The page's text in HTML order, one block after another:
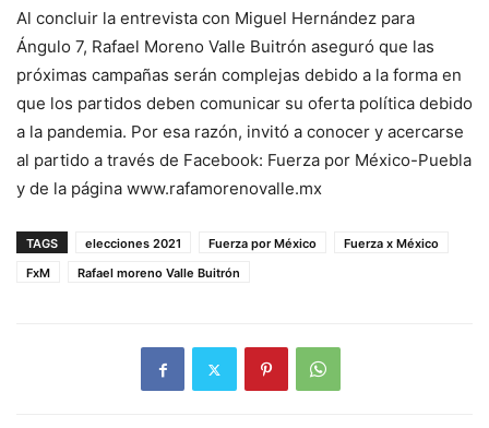
Al concluir la entrevista con Miguel Hernández para
Ángulo 7, Rafael Moreno Valle Buitrón aseguró que las
próximas campañas serán complejas debido a la forma en
que los partidos deben comunicar su oferta política debido
a la pandemia. Por esa razón, invitó a conocer y acercarse
al partido a través de Facebook: Fuerza por México-Puebla
y de la página www.rafamorenovalle.mx
TAGS elecciones 2021 Fuerza por México
Fuerza x México
FxM
Rafael moreno Valle Buitrón